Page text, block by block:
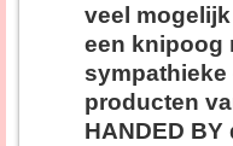
veel
een knipoog
sympathieke
producten
HANDED